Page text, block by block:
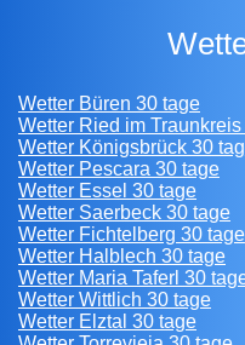
Wetter Büren 30 tage
Wetter Ried im
Wetter Königsbrück 30
Wetter Pescara 30 tage
Wetter Essel 30 tage
Wetter Saerbeck 30 tage
Wetter Fichtelberg 30 tage
Wetter Halblech 30 tage
Wetter Maria Taferl 30
Wetter Wittlich 30 tage
Wetter Elztal 30 tage